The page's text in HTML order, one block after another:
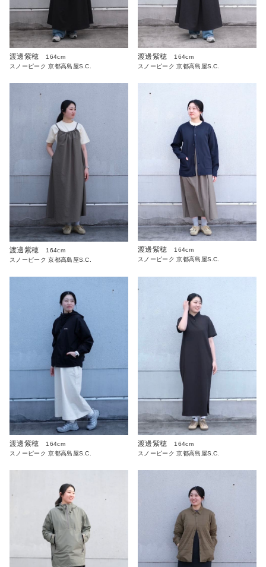
渡邊紫穂
164cm
スノーピーク 京都高島屋S.C.
渡邊紫穂
164cm
スノーピーク 京都高島屋S.C.
渡邊紫穂
164cm
スノーピーク 京都高島屋S.C.
渡邊紫穂
164cm
スノーピーク 京都高島屋S.C.
渡邊紫穂
164cm
スノーピーク 京都高島屋S.C.
渡邊紫穂
164cm
スノーピーク 京都高島屋S.C.